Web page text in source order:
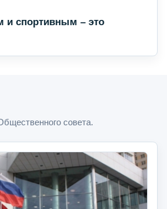
и спортивным – это
совета.